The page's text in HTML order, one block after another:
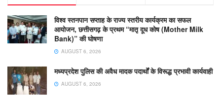
विश्व स्तनपान सप्ताह के राज्य स्तरीय कार्यक्रम का सफल
आयोजन, छत्तीसगढ़ के प्रथम “मातृ दूध कोष (Mother Milk
Bank)” की घोषणा
AUGUST 6, 2026
मध्यप्रदेश पुलिस की अवैध मादक पदार्थों के विरूद्ध प्रभावी कार्यवाही
AUGUST 6, 2026